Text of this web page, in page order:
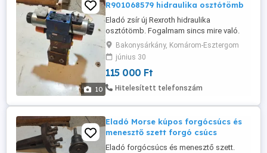
10
R901068579 hidraulika osztótömb
Eladó zsír új Rexroth hidraulika
osztótömb. Fogalmam sincs mire való.
Felső szelep cikkszámai: R901068579
4WE 6 J62 EG24N9K4 ZV Max 350 bar
Második szelep cikkszámai: R900727967
Z2FS 6-2-44 2QV 60 Szállítás megoldható!
Bakonysárkány, Komárom-Esztergom
június 30
115 000 Ft
Hitelesített telefonszám
Eladó Morse kúpos forgócsúcs és
menesztő szett forgó csúcs
Eladó forgócsúcs és menesztő szett.